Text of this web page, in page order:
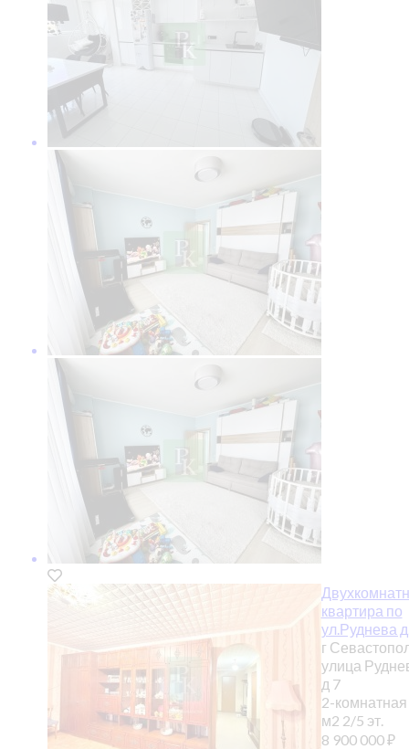
квартира по
ул.Руднева
г
улица
д 7
2-комнатная
м2 2/5 эт.
8 900 000₽